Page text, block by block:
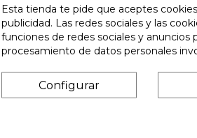

Agotado
Esta tienda te pide que aceptes
publicidad. Las redes sociales y las
funciones de redes sociales y anuncios
procesamiento de datos personales
Configurar